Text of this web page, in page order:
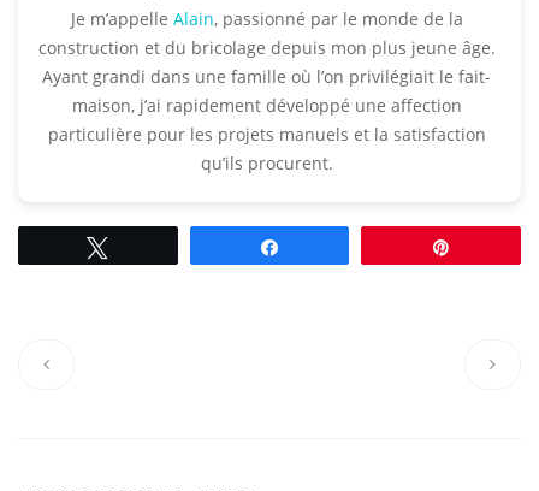
Je m’appelle Alain, passionné par le monde de la
construction et du bricolage depuis mon plus jeune âge.
Ayant grandi dans une famille où l’on privilégiait le fait-
maison, j’ai rapidement développé une affection
particulière pour les projets manuels et la satisfaction
qu’ils procurent.​